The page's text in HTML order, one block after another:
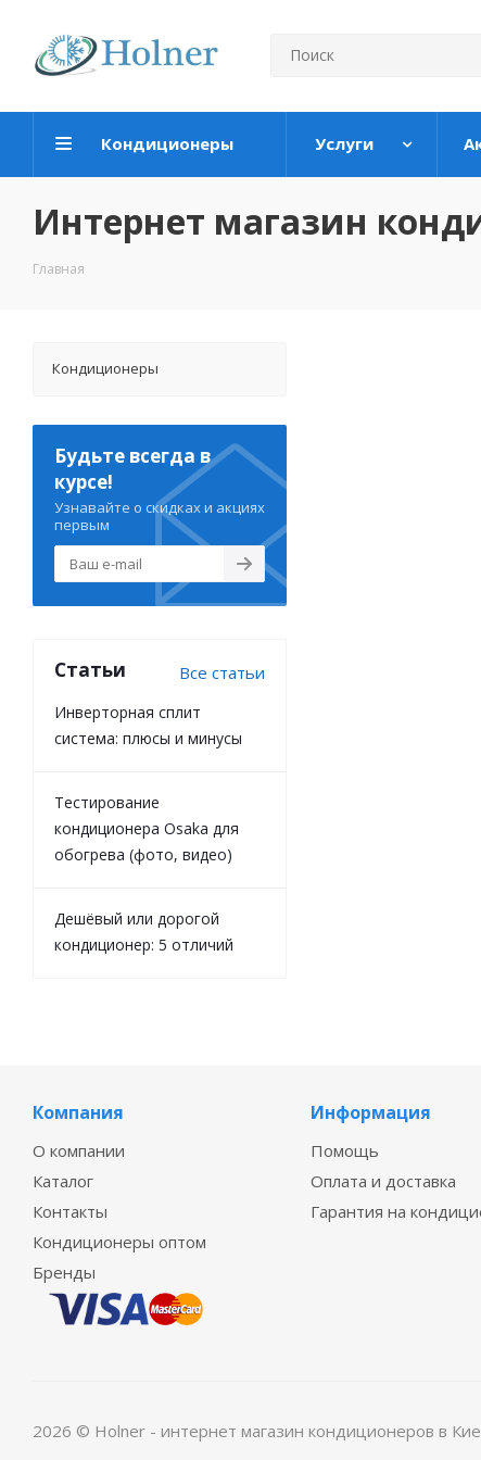
Кондиционеры Услуги
Интернет магазин
Главная
Кондиционеры
Будьте всегда в
курсе!
Узнавайте о скидках и акциях
первым
Статьи Все статьи
Инверторная сплит
система: плюсы и минусы
Тестирование
кондиционера Osaka для
обогрева (фото, видео)
Дешёвый или дорогой
кондиционер: 5 отличий
Компания
О компании
Каталог
Контакты
Кондиционеры оптом
Бренды
Информация
Помощь
Оплата и доставка
Гарантия на
2026 © Holner - интернет магазин кондиционеров в